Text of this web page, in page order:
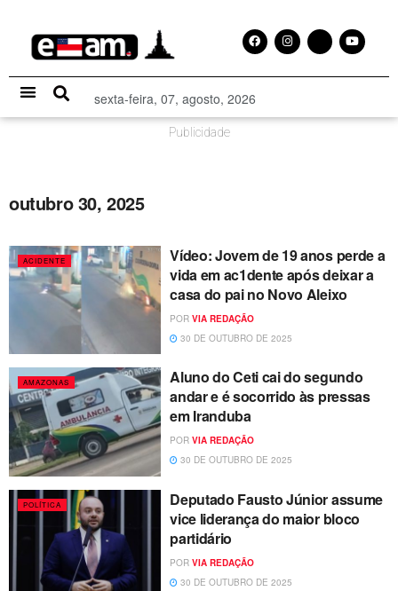
sexta-feira, 07, agosto, 2026
Publicidade
outubro 30, 2025
ACIDENTE
Vídeo: Jovem de 19 anos perde a
vida em ac1dente após deixar a
casa do pai no Novo Aleixo
POR VIA REDAÇÃO
30 DE OUTUBRO DE 2025
AMAZONAS
Aluno do Ceti cai do segundo
andar e é socorrido às pressas
em Iranduba
POR VIA REDAÇÃO
30 DE OUTUBRO DE 2025
POLÍTICA
Deputado Fausto Júnior assume
vice liderança do maior bloco
partidário
POR VIA REDAÇÃO
30 DE OUTUBRO DE 2025